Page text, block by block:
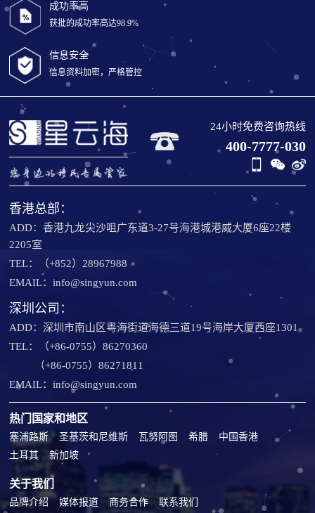
成功率高
获批的成功率高达98.9%
信息安全
信息资料加密，严格管控
24小时免费咨询热线
400-7777-030
香港总部：
ADD：香港九龙尖沙咀广东道3-27号海港城港威大厦6座22楼
2205室
TEL：（+852）28967988
EMAIL：info@singyun.com
深圳公司：
ADD：深圳市南山区粤海街道海德三道19号海岸大厦西座1301
TEL：（+86-0755）86270360
（+86-0755）86271811
EMAIL：info@singyun.com
热门国家和地区
塞浦路斯 圣基茨和尼维斯 瓦努阿图 希腊
中国香港
土耳其
新加坡
关于我们
品牌介绍 媒体报道 商务合作 联系我们